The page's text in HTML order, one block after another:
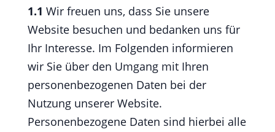
1.1 Wir freuen uns, dass Sie unsere
Website besuchen und bedanken uns für
Ihr Interesse. Im Folgenden informieren
wir Sie über den Umgang mit Ihren
personenbezogenen Daten bei der
Nutzung unserer Website.
Personenbezogene Daten sind hierbei alle